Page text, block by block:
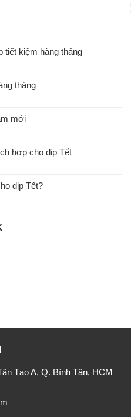
tiết kiệm hàng tháng
tháng
mới
hợp cho dịp Tết
dịp Tết?
Tạo A, Q. Bình Tân, HCM